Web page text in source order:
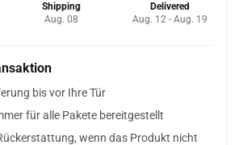
Shipping
Aug. 08
Delivered
Aug. 12 - Aug. 19
bis vor Ihre Tür
für alle Pakete bereitgestellt
wenn das Produkt nicht